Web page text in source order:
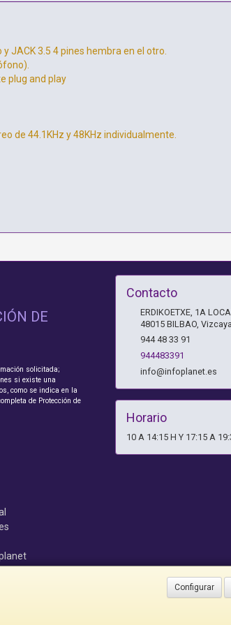
JACK 3.5 4 pines hembra en el otro.
plug and play
de 44.1KHz y 48KHz individualmente.
Configurar
DE
solicitada;
si existe una
como se indica en la
de Protección de
Contacto
ERDIKOETXE, 1A
48015 BILBAO, Vizcaya
944 48 33 91
944483391
info@infoplanet.es
Horario
10 A 14:15 H Y 17:15 A